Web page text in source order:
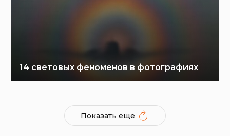
14 световых феноменов в фотографиях
Показать еще